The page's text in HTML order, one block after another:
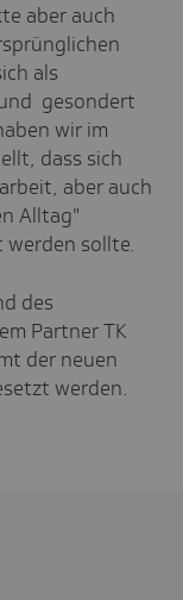
aber auch
als
gesondert
wir im
dass sich
aber auch
Alltag"
sollte.
des
Partner TK
der neuen
werden.